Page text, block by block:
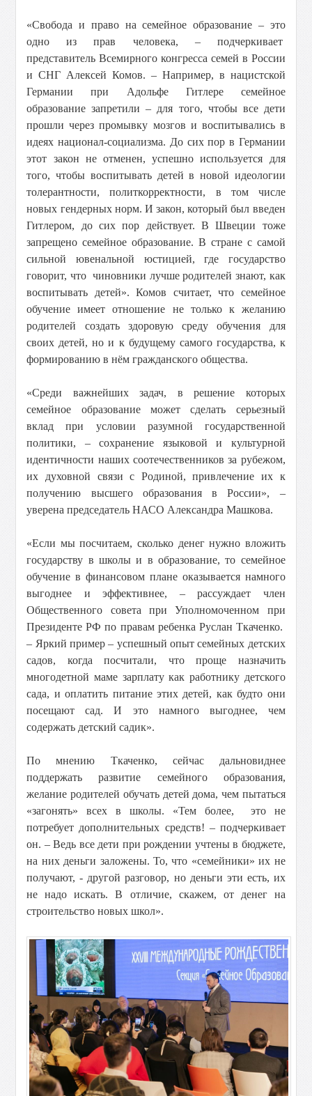
«Свобода и право на семейное образование – это
одно из прав человека, – подчеркивает
представитель Всемирного конгресса семей в России
и СНГ Алексей Комов. – Например, в нацистской
Германии при Адольфе Гитлере семейное
образование запретили – для того, чтобы все дети
прошли через промывку мозгов и воспитывались в
идеях национал-социализма. До сих пор в Германии
этот закон не отменен, успешно используется для
того, чтобы воспитывать детей в новой идеологии
толерантности, политкорректности, в том числе
новых гендерных норм. И закон, который был введен
Гитлером, до сих пор действует. В Швеции тоже
запрещено семейное образование. В стране с самой
сильной ювенальной юстицией, где государство
говорит, что чиновники лучше родителей знают, как
воспитывать детей». Комов считает, что семейное
обучение имеет отношение не только к желанию
родителей создать здоровую среду обучения для
своих детей, но и к будущему самого государства, к
формированию в нём гражданского общества.
«Среди важнейших задач, в решение которых
семейное образование может сделать серьезный
вклад при условии разумной государственной
политики, – сохранение языковой и культурной
идентичности наших соотечественников за рубежом,
их духовной связи с Родиной, привлечение их к
получению высшего образования в России», –
уверена председатель НАСО Александра Машкова.
«Если мы посчитаем, сколько денег нужно вложить
государству в школы и в образование, то семейное
обучение в финансовом плане оказывается намного
выгоднее и эффективнее, – рассуждает член
Общественного совета при Уполномоченном при
Президенте РФ по правам ребенка Руслан Ткаченко.
– Яркий пример – успешный опыт семейных детских
садов, когда посчитали, что проще назначить
многодетной маме зарплату как работнику детского
сада, и оплатить питание этих детей, как будто они
посещают сад. И это намного выгоднее, чем
содержать детский садик».
По мнению Ткаченко, сейчас дальновиднее
поддержать развитие семейного образования,
желание родителей обучать детей дома, чем пытаться
«загонять» всех в школы. «Тем более, это не
потребует дополнительных средств! – подчеркивает
он. – Ведь все дети при рождении учтены в бюджете,
на них деньги заложены. То, что «семейники» их не
получают, - другой разговор, но деньги эти есть, их
не надо искать. В отличие, скажем, от денег на
строительство новых школ».